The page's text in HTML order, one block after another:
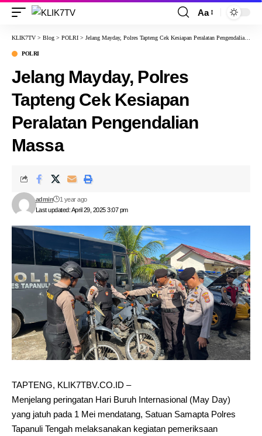
Aa
KLIK7TV > Blog > POLRI > Jelang Mayday, Polres Tapteng Cek Kesiapan Peralatan Pengendalian Massa
POLRI
Jelang Mayday, Polres
Tapteng Cek Kesiapan
Peralatan Pengendalian
Massa
Last updated: April 29, 2025 3:07 pm
admin 1 year ago
TAPTENG, KLIK7TBV.CO.ID –
Menjelang peringatan Hari Buruh Internasional (May Day)
yang jatuh pada 1 Mei mendatang, Satuan Samapta Polres
Tapanuli Tengah melaksanakan kegiatan pemeriksaan